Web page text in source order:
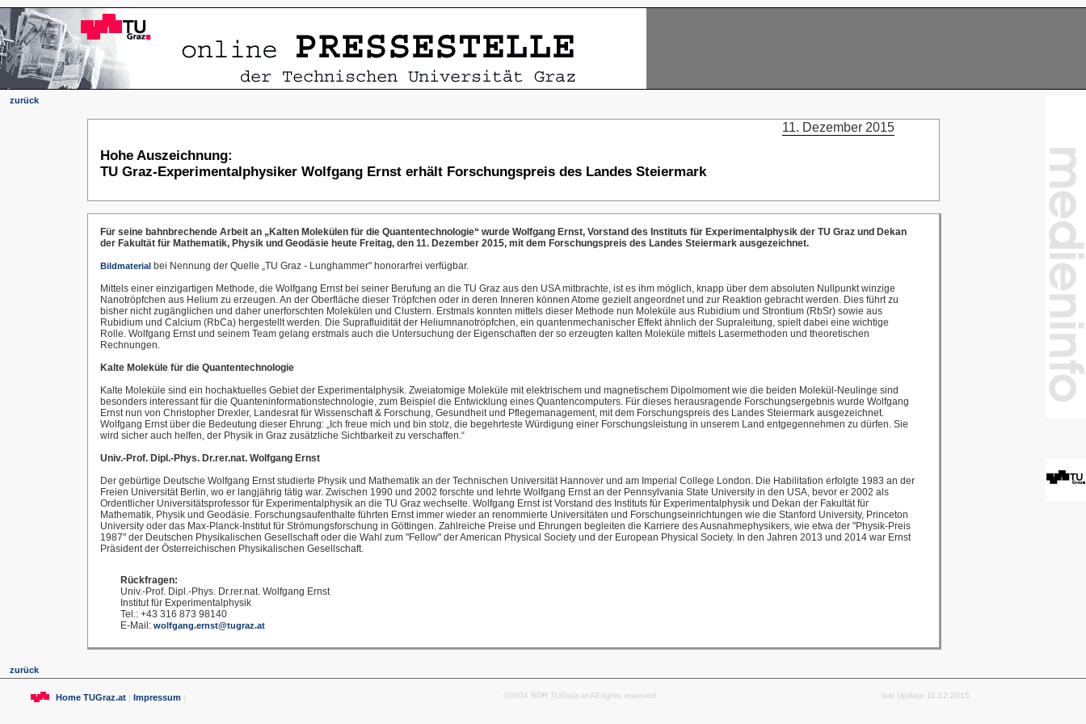
zurück
11. Dezember 2015
Hohe Auszeichnung:
TU Graz-Experimentalphysiker Wolfgang Ernst erhält Forschungspreis des Landes Steiermark
Für seine bahnbrechende Arbeit an „Kalten Molekülen für die Quantentechnologie“ wurde Wolfgang Ernst, Vorstand des Instituts für Experimentalphysik der TU Graz und Dekan
der Fakultät für Mathematik, Physik und Geodäsie heute Freitag, den 11. Dezember 2015, mit dem Forschungspreis des Landes Steiermark ausgezeichnet.
Bildmaterialbei Nennung der Quelle „TU Graz - Lunghammer" honorarfrei verfügbar.
Mittels einer einzigartigen Methode, die Wolfgang Ernst bei seiner Berufung an die TU Graz aus den USA mitbrachte, ist es ihm möglich, knapp über dem absoluten Nullpunkt winzige
Nanotröpfchen aus Helium zu erzeugen. An der Oberfläche dieser Tröpfchen oder in deren Inneren können Atome gezielt angeordnet und zur Reaktion gebracht werden. Dies führt zu
bisher nicht zugänglichen und daher unerforschten Molekülen und Clustern. Erstmals konnten mittels dieser Methode nun Moleküle aus Rubidium und Strontium (RbSr) sowie aus
Rubidium und Calcium (RbCa) hergestellt werden. Die Suprafluidität der Heliumnanotröpfchen, ein quantenmechanischer Effekt ähnlich der Supraleitung, spielt dabei eine wichtige
Rolle. Wolfgang Ernst und seinem Team gelang erstmals auch die Untersuchung der Eigenschaften der so erzeugten kalten Moleküle mittels Lasermethoden und theoretischen
Rechnungen.
Kalte Moleküle für die Quantentechnologie
Kalte Moleküle sind ein hochaktuelles Gebiet der Experimentalphysik. Zweiatomige Moleküle mit elektrischem und magnetischem Dipolmoment wie die beiden Molekül-Neulinge sind
besonders interessant für die Quanteninformationstechnologie, zum Beispiel die Entwicklung eines Quantencomputers. Für dieses herausragende Forschungsergebnis wurde Wolfgang
Ernst nun von Christopher Drexler, Landesrat für Wissenschaft & Forschung, Gesundheit und Pflegemanagement, mit dem Forschungspreis des Landes Steiermark ausgezeichnet.
Wolfgang Ernst über die Bedeutung dieser Ehrung: „Ich freue mich und bin stolz, die begehrteste Würdigung einer Forschungsleistung in unserem Land entgegennehmen zu dürfen. Sie
wird sicher auch helfen, der Physik in Graz zusätzliche Sichtbarkeit zu verschaffen.“
Univ.-Prof. Dipl.-Phys. Dr.rer.nat. Wolfgang Ernst
Der gebürtige Deutsche Wolfgang Ernst studierte Physik und Mathematik an der Technischen Universität Hannover und am Imperial College London. Die Habilitation erfolgte 1983 an der
Freien Universität Berlin, wo er langjährig tätig war. Zwischen 1990 und 2002 forschte und lehrte Wolfgang Ernst an der Pennsylvania State University in den USA, bevor er 2002 als
Ordentlicher Universitätsprofessor für Experimentalphysik an die TU Graz wechselte. Wolfgang Ernst ist Vorstand des Instituts für Experimentalphysik und Dekan der Fakultät für
Mathematik, Physik und Geodäsie. Forschungsaufenthalte führten Ernst immer wieder an renommierte Universitäten und Forschungseinrichtungen wie die Stanford University, Princeton
University oder das Max-Planck-Institut für Strömungsforschung in Göttingen. Zahlreiche Preise und Ehrungen begleiten die Karriere des Ausnahmephysikers, wie etwa der "Physik-Preis
1987" der Deutschen Physikalischen Gesellschaft oder die Wahl zum "Fellow" der American Physical Society und der European Physical Society. In den Jahren 2013 und 2014 war Ernst
Präsident der Österreichischen Physikalischen Gesellschaft.
Rückfragen:
Univ.-Prof. Dipl.-Phys. Dr.rer.nat. Wolfgang Ernst
Institut für Experimentalphysik
Tel.: +43 316 873 98140
E-Mail: wolfgang.ernst@tugraz.at
zurück
Home TUGraz.at | Impressum | ©2004 BDR TUGraz.at All rights reserved last Update 11.12.2015